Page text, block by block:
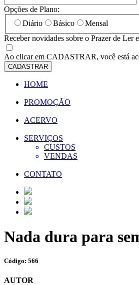
Opções de Plano:
Diário
Básico
Mensal
Receber novidades sobre o Prazer de Ler
Ao clicar em CADASTRAR, você está
CADASTRAR
HOME
PROMOÇÃO
ACERVO
SERVIÇOS
CUSTOS
VENDAS
CONTATO
Nada dura para
Código: 566
AUTOR